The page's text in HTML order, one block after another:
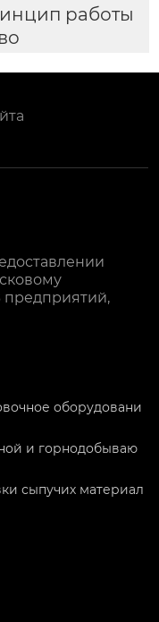
работы
предприятий,
оборудовани
и горнодобываю
сыпучих материал